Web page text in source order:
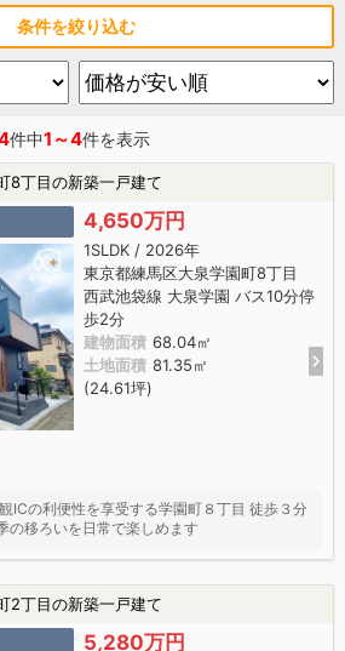
条件を絞り込む
件中1～4件を表示
8丁目の新築一戸建て
4,650万円
1SLDK / 2026年
東京都練馬区大泉学園町8丁目
西武池袋線 大泉学園 バス10分停
歩2分
建物面積 68.04㎡
土地面積 81.35㎡
(24.61坪)
ICの利便性を享受する学園町８丁目 徒歩３分
の移ろいを日常で楽しめます
2丁目の新築一戸建て
5,280万円